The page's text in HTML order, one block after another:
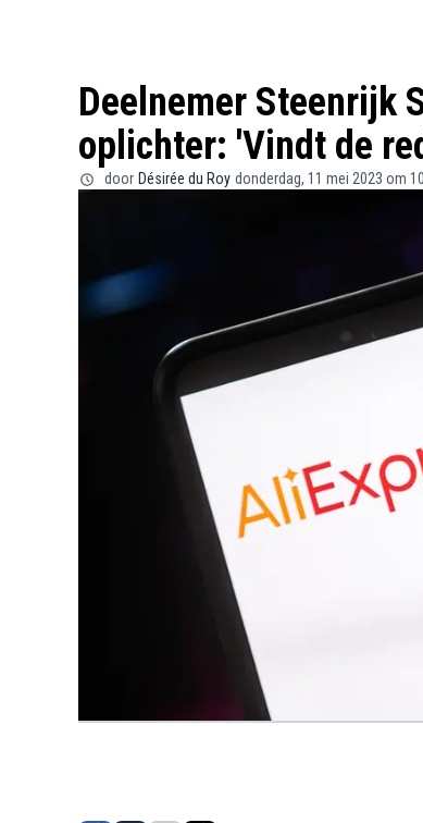
Deelnemer Steenrijk
oplichter: 'Vindt de
door Désirée du Roy donderdag, 11 mei 2023 om